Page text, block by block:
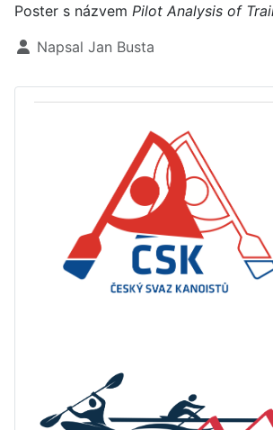
Poster s názvem Pilot Analysis of
Základní údaje
Napsal Jan Busta